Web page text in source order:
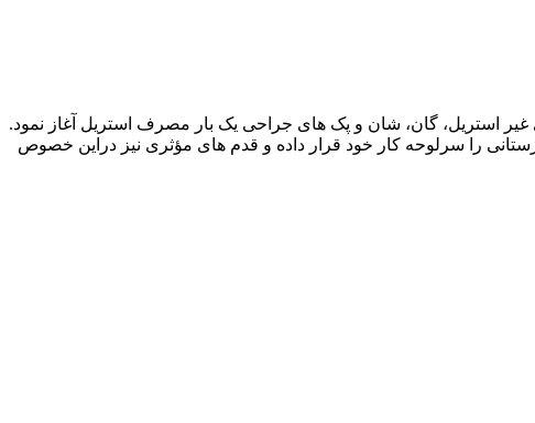
انواع پوشش های غیر استریل، گان، شان و پک های جراحی یک بار مصرف استریل آغاز نمود.
را سرلوحه کار خود قرار داده و قدم های مؤثری نیز دراین خصوص